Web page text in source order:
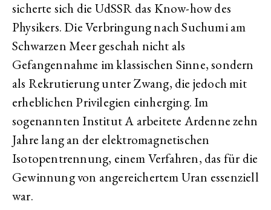
sicherte sich die UdSSR das Know-how des
Physikers. Die Verbringung nach Suchumi am
Schwarzen Meer geschah nicht als
Gefangennahme im klassischen Sinne, sondern
als Rekrutierung unter Zwang, die jedoch mit
erheblichen Privilegien einherging. Im
sogenannten Institut A arbeitete Ardenne zehn
Jahre lang an der elektromagnetischen
Isotopentrennung, einem Verfahren, das für die
Gewinnung von angereichertem Uran essenziell
war.